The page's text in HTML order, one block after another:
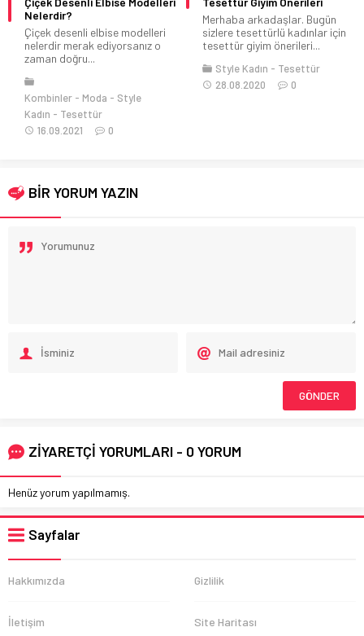
Nelerdir?
Çiçek desenli elbise modelleri
nelerdir merak ediyorsanız o
zaman doğru...
Kombinler Moda
Style
Kadın
Tesettür
16.09.2021
0
Merhaba arkadaşlar. Bugün
sizlere tesettürlü kadınlar için
tesettür giyim önerileri...
Style Kadın
Tesettür
28.08.2020
0
BİR YORUM YAZIN
ZİYARETÇİ YORUMLARI - 0 YORUM
Henüz yorum yapılmamış.
Sayfalar
Hakkımızda Gizlilik
İletişim Site Haritası